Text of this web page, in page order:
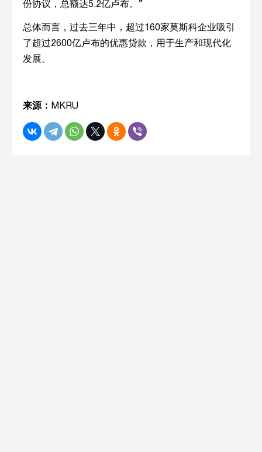
份协议，总额达5.2亿卢布。”
总体而言，过去三年中，超过160家莫斯科企业吸引
了超过2600亿卢布的优惠贷款，用于生产和现代化
发展。
来源： MKRU